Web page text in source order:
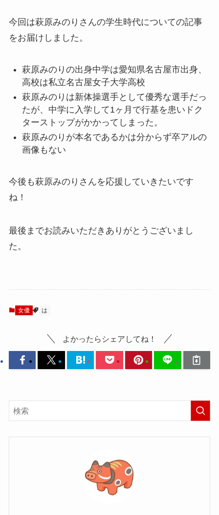
今回は萩原みのりさんの学生時代についての記事
をお届けしました。
萩原みのりの出身中学は愛知県名古屋市出身、
高校は私立名古屋女子大学高校
萩原みのりは新体操選手として優秀な選手だっ
たが、中学に入学して1ヶ月で行基を患いドク
ターストップがかかってしまった。
萩原みのりが本名であるかは分からず卒アルの
画像もない
今後も萩原みのりさんを応援していきたいです
ね！
最後までお読みいただきありがとうございまし
た。
女優 は
よかったらシェアしてね！